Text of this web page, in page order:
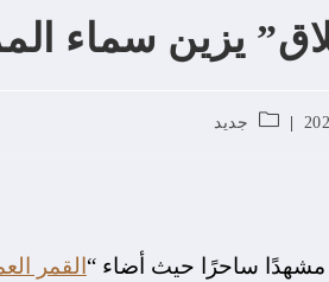
يزين سماء
جديد
ساحرًا حيث أضاء “ القمر